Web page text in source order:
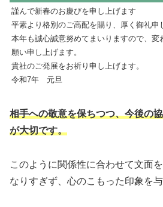
謹んで新春のお慶びを申し上げます
平素より格別のご高配を賜り、厚く御礼申
本年も誠心誠意努めてまいりますので、変
願い申し上げます。
貴社のご発展をお祈り申し上げます。
令和7年 元旦
相手への敬意を保ちつつ、今後の
が大切です。
このように関係性に合わせて文面
なりすぎず、心のこもった印象を